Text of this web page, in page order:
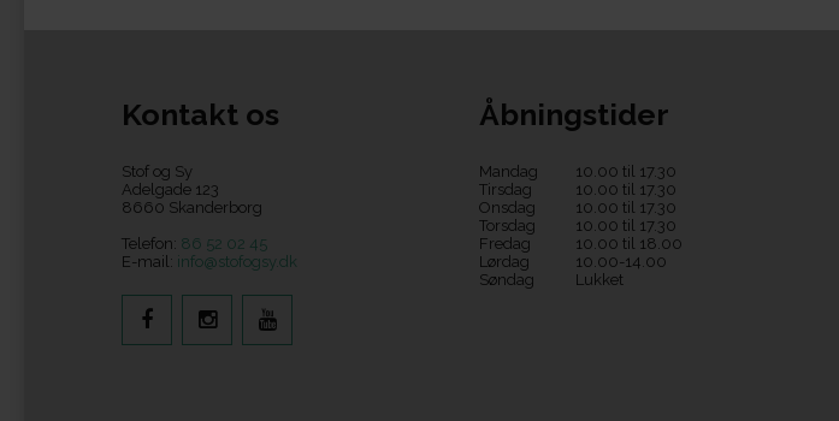
Kontakt os
Stof og Sy
Adelgade 123
8660 Skanderborg
Telefon: 86 52 02 45
E-mail: info@stofogsy.dk
Åbningstider
Mandag
10.00 til 17.30
Tirsdag
10.00 til 17.30
Onsdag
10.00 til 17.30
Torsdag
10.00 til 17.30
Fredag
10.00 til 18.00
Lørdag
10.00-14.00
Søndag
Lukket